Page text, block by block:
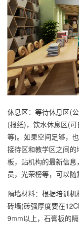
休息区：等待休息区(
(报纸)，饮水休息区(
等)。如果空间足够，
接待区和教学区之间
板，贴机构的最新信
员，光荣榜等，可以随
隔墙材料：根据培训
砖墙(砖强厚度要在
9mm以上，石膏板的